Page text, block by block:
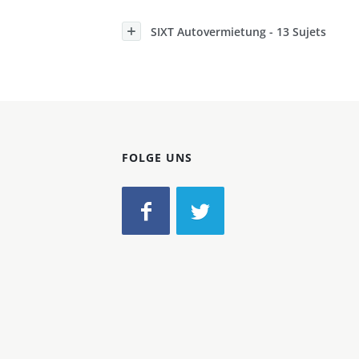
SIXT Autovermietung - 13 Sujets
FOLGE UNS